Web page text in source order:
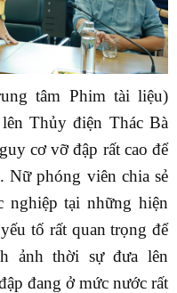
tâm Phim tài liệu)
Thủy điện Thác Bà
cơ vỡ đập rất cao để
Nữ phóng viên chia sẻ
nghiệp tại những hiện
tố rất quan trọng để
ảnh thời sự đưa lên
đang ở mức nước rất